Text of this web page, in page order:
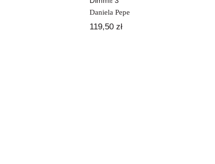
Daniela Pepe
119,50zł